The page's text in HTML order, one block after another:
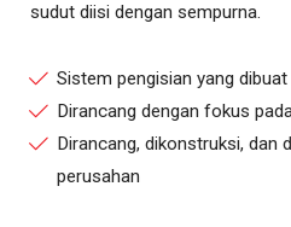
sudut diisi dengan sempurna.
Sistem pengisian yang
Dirancang dengan fokus
Dirancang, dikonstruksi, dan
perusahan